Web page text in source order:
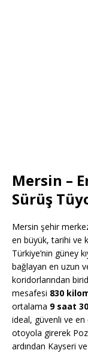
Mersin –
Sürüş
Mersin şehir
en büyük, tarihi ve
Türkiye’nin güney
bağlayan en uzun
koridorlarından
mesafesi 830
ortalama 9 saat
ideal, güvenli ve
otoyola girerek
ardından Kayseri